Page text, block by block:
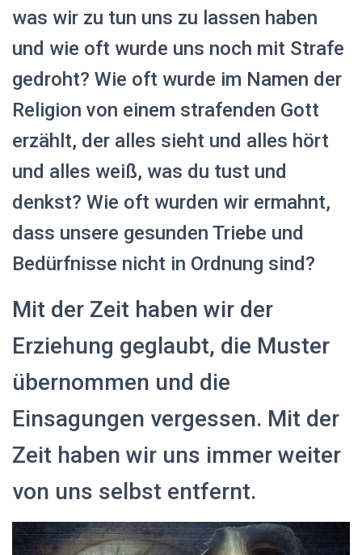
was wir zu tun uns zu lassen haben
und wie oft wurde uns noch mit Strafe
gedroht? Wie oft wurde im Namen der
Religion von einem strafenden Gott
erzählt, der alles sieht und alles hört
und alles weiß, was du tust und
denkst? Wie oft wurden wir ermahnt,
dass unsere gesunden Triebe und
Bedürfnisse nicht in Ordnung sind?
Mit der Zeit haben wir der
Erziehung geglaubt, die Muster
übernommen und die
Einsagungen vergessen. Mit der
Zeit haben wir uns immer weiter
von uns selbst entfernt.